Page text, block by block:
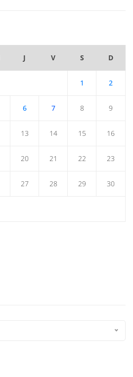
J V S D
1 2
6 7 8 9
13 14 15 16
20 21 22 23
27 28 29 30